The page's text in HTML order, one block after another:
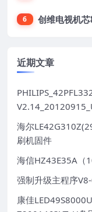
6 创维电视机
近期文章
海尔
刷机固件
海信HZ43E35A（
强制升级主程序
康佳